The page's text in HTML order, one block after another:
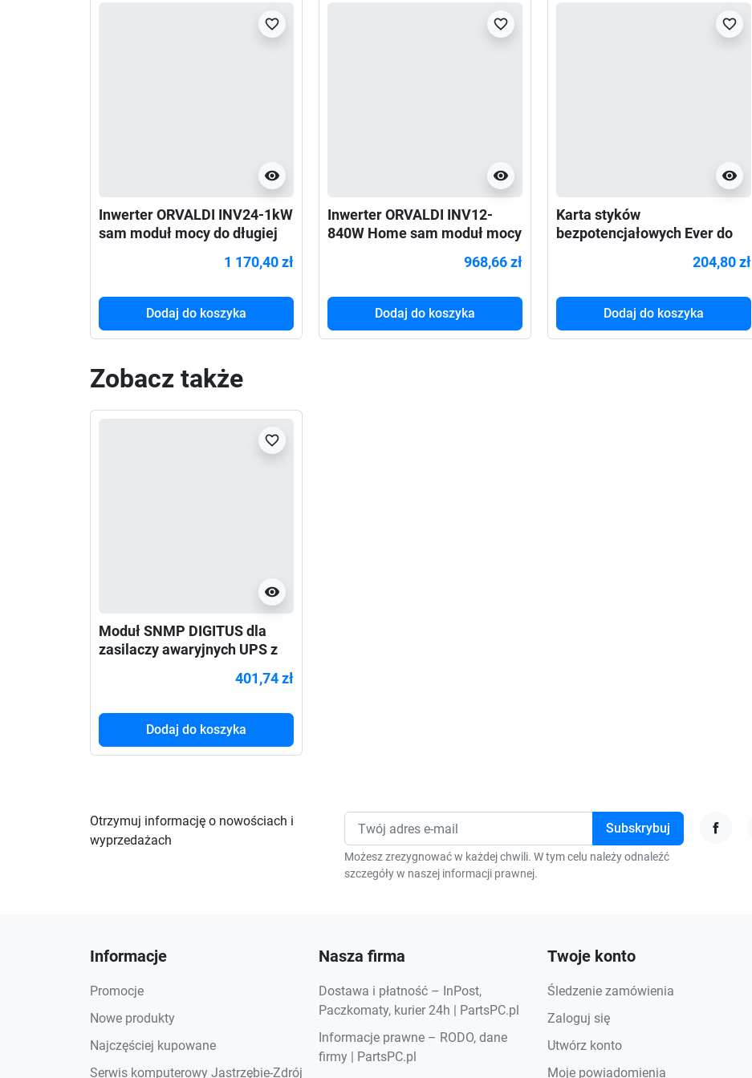
visibility
favorite_border
Inwerter ORVALDI INV24-1kW
sam moduł mocy do długiej
1 170,40 zł
Dodaj do koszyka
visibility
favorite_border
Inwerter ORVALDI INV12-
840W Home sam moduł mocy
968,66 zł
Dodaj do koszyka
visibility
favorite_border
Karta styków
bezpotencjałowych Ever do
204,80 zł
Dodaj do koszyka
Zobacz także
visibility
favorite_border
Moduł SNMP DIGITUS dla
zasilaczy awaryjnych UPS z
401,74 zł
Dodaj do koszyka
Otrzymuj informację o nowościach i
wyprzedażach
Możesz zrezygnować w każdej chwili. W tym celu należy odnaleźć
szczegóły w naszej informacji prawnej.
Informacje
Promocje
Nowe produkty
Najczęściej kupowane
Serwis komputerowy Jastrzębie-Zdrój
Nasza firma
Dostawa i płatność – InPost,
Paczkomaty, kurier 24h | PartsPC.pl
Informacje prawne – RODO, dane
firmy | PartsPC.pl
Twoje konto
Śledzenie zamówienia
Zaloguj się
Utwórz konto
Moje powiadomienia